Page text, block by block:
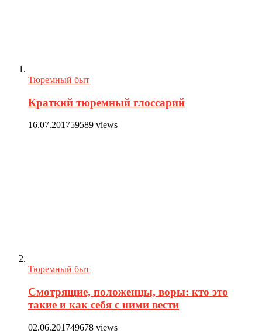
Тюремный быт
Краткий тюремный глоссарий
16.07.201759589 views
Тюремный быт
Смотрящие, положенцы, воры: кто это
такие и как себя с ними вести
02.06.201749678 views